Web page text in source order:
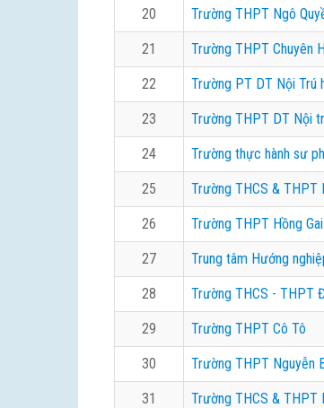
20 Trường THPT Ngô
21 Trường THPT Chuyên
22 Trường PT DT Nội Trú
23 Trường THPT DT Nội
24 Trường thực hành sư
25 Trường THCS & THPT
26 Trường THPT Hồng Gai
27 Trung tâm Hướng
28 Trường THCS - THPT
29 Trường THPT Cô Tô
30 Trường THPT Nguyễn
31 Trường THCS & THPT